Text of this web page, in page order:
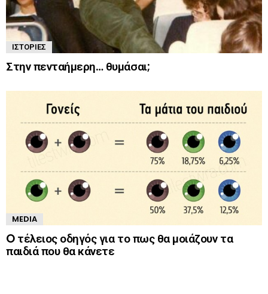
ΙΣΤΟΡΊΕΣ
Στην πενταήμερη… θυμάσαι;
MEDIA
O τέλειος οδηγός για το πως θα μοιάζουν τα
παιδιά που θα κάνετε